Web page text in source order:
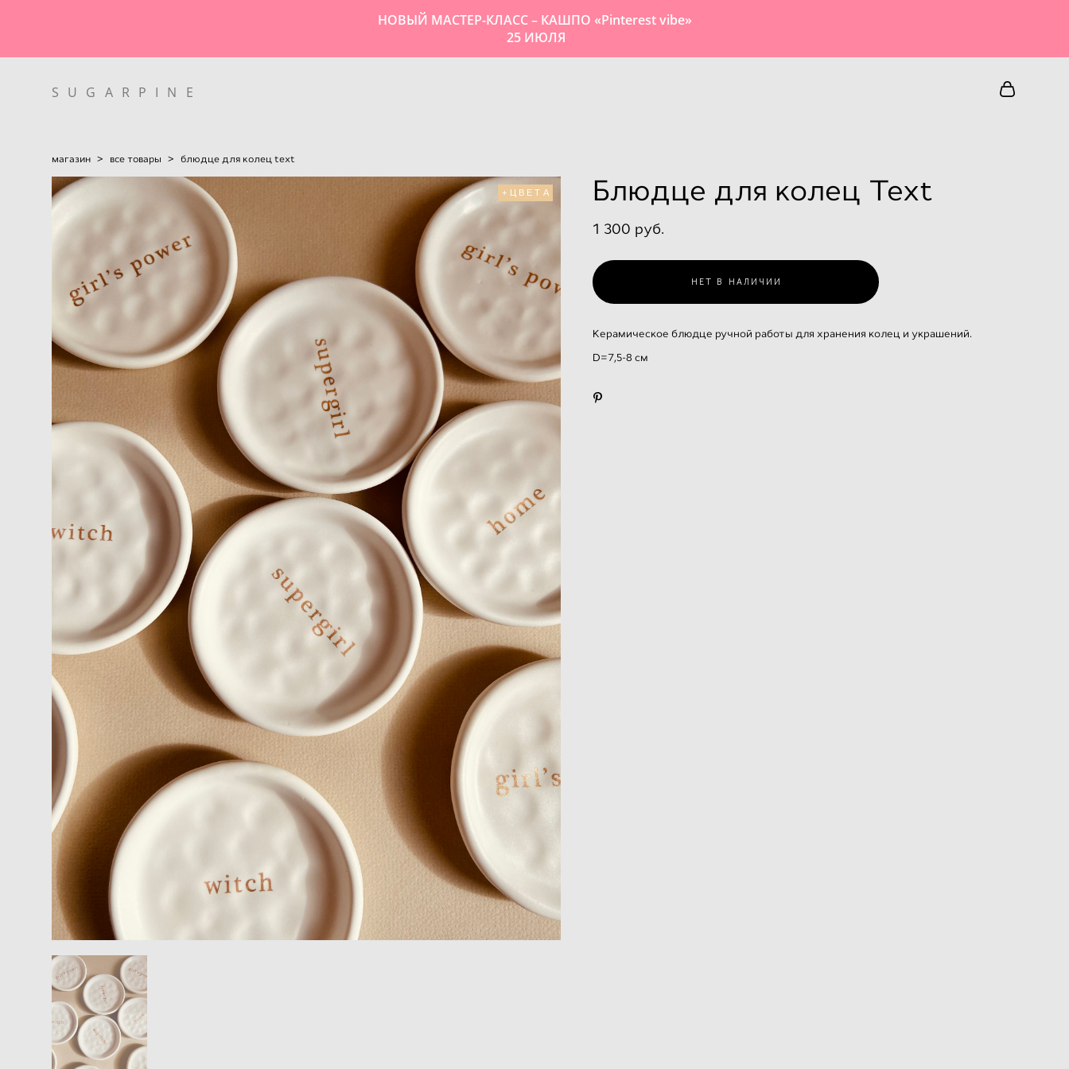
НОВЫЙ МАСТЕР-КЛАСС – КАШПО «Pinterest vibe»
25 ИЮЛЯ
SUGARPINE
магазин > все товары > блюдце для колец text
+ЦВЕТА Блюдце для колец Text
1 300 pуб.
НЕТ В НАЛИЧИИ
Керамическое блюдце ручной работы для хранения колец и украшений.
D=7,5-8 см